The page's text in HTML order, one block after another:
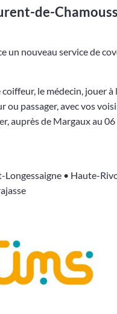
de-
un nouveau service de
le médecin, jouer
passager, avec vos
auprès de Margaux au
Longessaigne • Haute-